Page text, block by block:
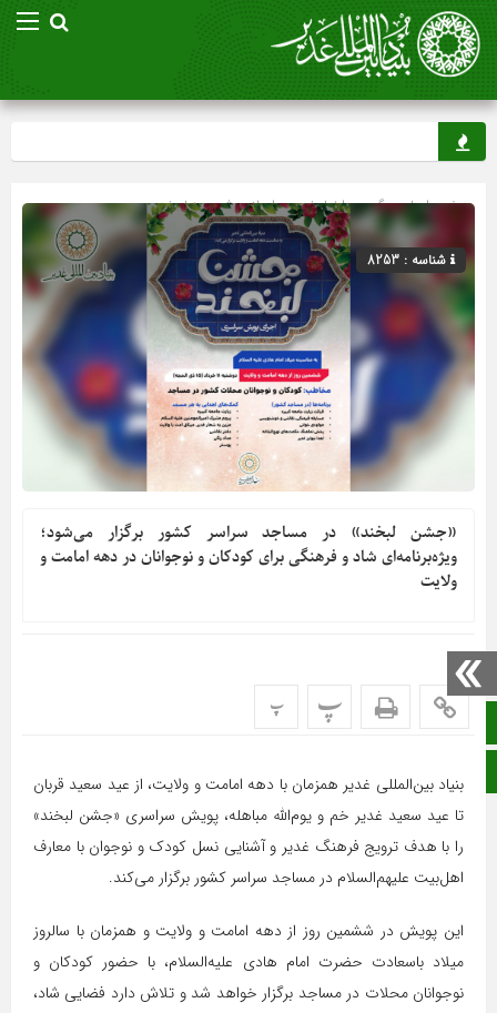
صفحه نخست
صفحه اصلی» گروه »اخبار غدیر»اسلاید شو»بنیاد غدیر
شناسه : 8253
«جشن لبخند» در مساجد سراسر کشور برگزار می‌شود؛
ویژه‌برنامه‌ای شاد و فرهنگی برای کودکان و نوجوانان در دهه امامت و
ولایت
پ پ
بنیاد بین‌المللی غدیر همزمان با دهه امامت و ولایت، از عید سعید قربان
تا عید سعید غدیر خم و یوم‌الله مباهله، پویش سراسری «جشن لبخند»
را با هدف ترویج فرهنگ غدیر و آشنایی نسل کودک و نوجوان با معارف
اهل‌بیت علیهم‌السلام در مساجد سراسر کشور برگزار می‌کند.
این پویش در ششمین روز از دهه امامت و ولایت و همزمان با سالروز
میلاد باسعادت حضرت امام هادی علیه‌السلام، با حضور کودکان و
نوجوانان محلات در مساجد برگزار خواهد شد و تلاش دارد فضایی شاد،